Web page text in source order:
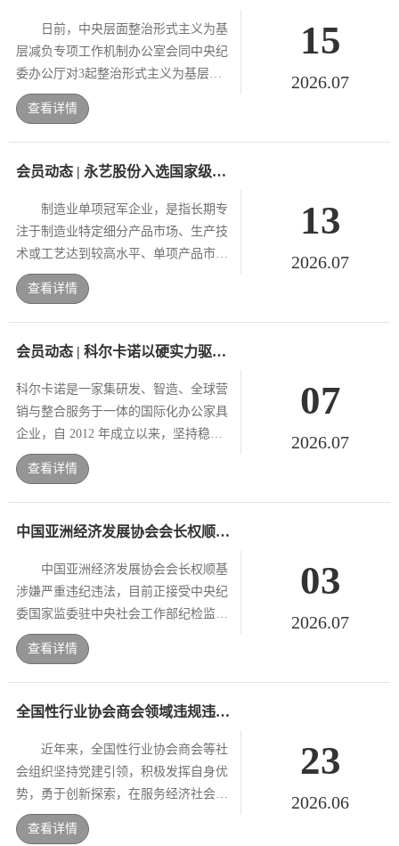
日前，中央层面整治形式主义为基
层减负专项工作机制办公室会同中央纪
委办公厅对3起整治形式主义为基层减
负典型问题进行通报。具体如下：
1.福建省漳州市、南平市纠治统计造假
不力，有的县市区数据造假...
查看详情
15
2026.07
会员动态 | 永艺股份入选国家级制造业单项冠军企业
制造业单项冠军企业，是指长期专
注于制造业特定细分产品市场、生产技
术或工艺达到较高水平、单项产品市场
占有率位居前列的企业。对于家具行业
而言，单项冠军企业的培育，有助于推
动产业从规模制造走向专业化、...
查看详情
13
2026.07
会员动态 | 科尔卡诺以硬实力驱动全球化版图
科尔卡诺是一家集研发、智造、全球营
销与整合服务于一体的国际化办公家具
企业，自 2012 年成立以来，坚持稳健
经营、持续创新、开放合作，以 “中国
设计・世界品牌” 为愿景，致力于为全
球客户提供专业...
查看详情
07
2026.07
中国亚洲经济发展协会会长权顺基接受纪律审查和监察调查
中国亚洲经济发展协会会长权顺基
涉嫌严重违纪违法，目前正接受中央纪
委国家监委驻中央社会工作部纪检监察
组纪律审查和山东省烟台市监察委员会
监察调查。 编 辑 I 蔡梦达 ...
查看详情
03
2026.07
全国性行业协会商会领域违规违纪违法典型案例
近年来，全国性行业协会商会等社
会组织坚持党建引领，积极发挥自身优
势，勇于创新探索，在服务经济社会发
展中发挥了重要作用。同时，一些全国
性行业协会商会政治站位不高、纪律规
查看详情
23
2026.06